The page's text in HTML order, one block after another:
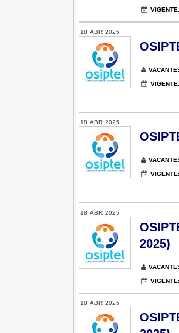
VIGENTE:
18 ABR 2025
VIGENTE:
18 ABR 2025
VIGENTE:
18 ABR 2025
2025)
VIGENTE:
18 ABR 2025